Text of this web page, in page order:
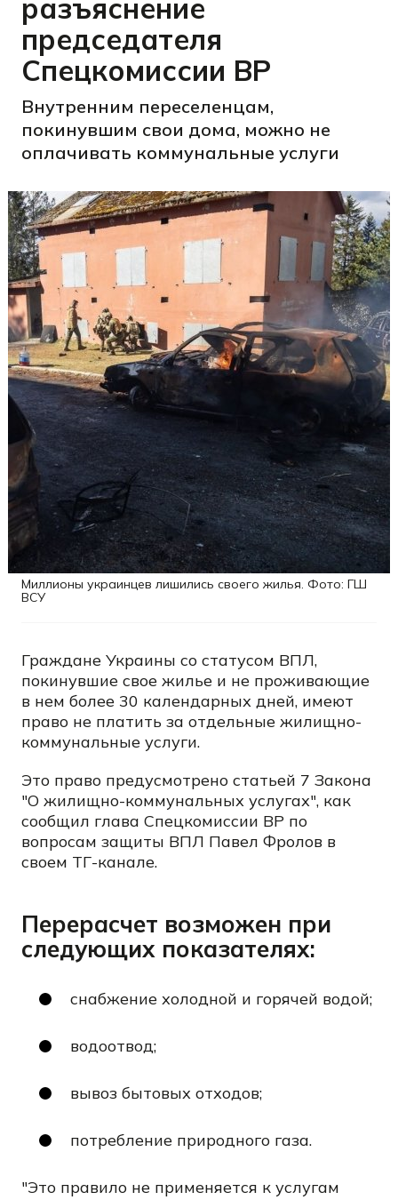
разъяснение
председателя
Спецкомиссии ВР
Внутренним переселенцам,
покинувшим свои дома, можно не
оплачивать коммунальные услуги
Миллионы украинцев лишились своего жилья. Фото: ГШ
ВСУ
Граждане Украины со статусом ВПЛ,
покинувшие свое жилье и не проживающие
в нем более 30 календарных дней, имеют
право не платить за отдельные жилищно-
коммунальные услуги.
Это право предусмотрено статьей 7 Закона
"О жилищно-коммунальных услугах", как
сообщил глава Спецкомиссии ВР по
вопросам защиты ВПЛ Павел Фролов в
своем ТГ-канале.
Перерасчет возможен при
следующих показателях:
снабжение холодной и горячей водой;
водоотвод;
вывоз бытовых отходов;
потребление природного газа.
"Это правило не применяется к услугам